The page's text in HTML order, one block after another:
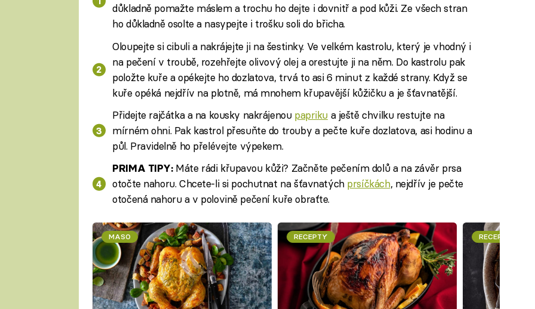
důkladně pomažte máslem a trochu ho dejte i dovnitř a pod kůži. Ze všech stran
ho důkladně osolte a nasypejte i trošku soli do břicha.
Oloupejte si cibuli a nakrájejte ji na šestinky. Ve velkém kastrolu, který je vhodný i
na pečení v troubě, rozehřejte olivový olej a orestujte ji na něm. Do kastrolu pak
položte kuře a opékejte ho dozlatova, trvá to asi 6 minut z každé strany. Když se
kuře opéká nejdřív na plotně, má mnohem křupavější kůžičku a je šťavnatější.
Přidejte rajčátka a na kousky nakrájenou papriku a ještě chvilku restujte na
mírném ohni. Pak kastrol přesuňte do trouby a pečte kuře dozlatova, asi hodinu a
půl. Pravidelně ho přelévejte výpekem.
PRIMA TIPY:Máte rádi křupavou kůži? Začněte pečením dolů a na závěr prsa
otočte nahoru. Chcete-li si pochutnat na šťavnatých prsíčkách, nejdřív je pečte
otočená nahoru a v polovině pečení kuře obraťte.
MASO RECEPTY RECEPTY